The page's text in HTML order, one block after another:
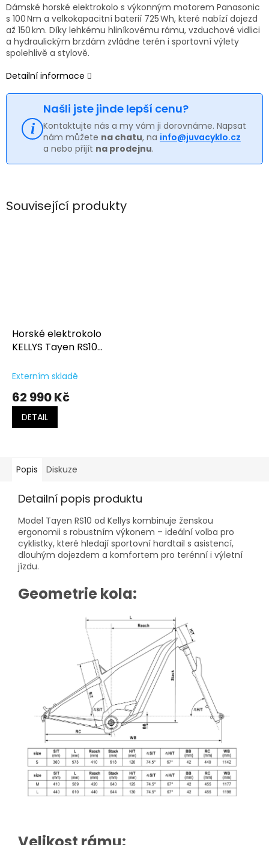
Dámské horské elektrokolo s výkonným motorem Panasonic
s 100 Nm a velkokapacitní baterií 725 Wh, které nabízí dojezd
až 150 km. Díky lehkému hliníkovému rámu, vzduchové vidlici
a hydraulickým brzdám zvládne terén i sportovní výlety
spolehlivě a stylově.
Detailní informace
Našli jste jinde lepší cenu?
Kontaktujte nás a my vám ji dorovnáme. Napsat
nám můžete na chatu, na info@juvacyklo.cz
a nebo přijít na prodejnu.
Související produkty
Horské elektrokolo
KELLYS Tayen RS10
Externím skladě
62 990 Kč
DETAIL
Popis Diskuze
Detailní popis produktu
Model Tayen RS10 od Kellys kombinuje ženskou
ergonomii s robustním výkonem – ideální volba pro
cyklistky, které hledají sportovní hardtail s asistencí,
dlouhým dojezdem a komfortem pro terénní i výletní
jízdu.
Geometrie kola: